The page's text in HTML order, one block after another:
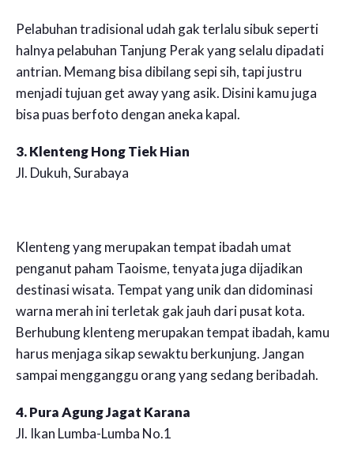
Pelabuhan tradisional udah gak terlalu sibuk seperti
halnya pelabuhan Tanjung Perak yang selalu dipadati
antrian. Memang bisa dibilang sepi sih, tapi justru
menjadi tujuan get away yang asik. Disini kamu juga
bisa puas berfoto dengan aneka kapal.
3. Klenteng Hong Tiek Hian
Jl. Dukuh, Surabaya
Klenteng yang merupakan tempat ibadah umat
penganut paham Taoisme, tenyata juga dijadikan
destinasi wisata. Tempat yang unik dan didominasi
warna merah ini terletak gak jauh dari pusat kota.
Berhubung klenteng merupakan tempat ibadah, kamu
harus menjaga sikap sewaktu berkunjung. Jangan
sampai mengganggu orang yang sedang beribadah.
4. Pura Agung Jagat Karana
Jl. Ikan Lumba-Lumba No.1